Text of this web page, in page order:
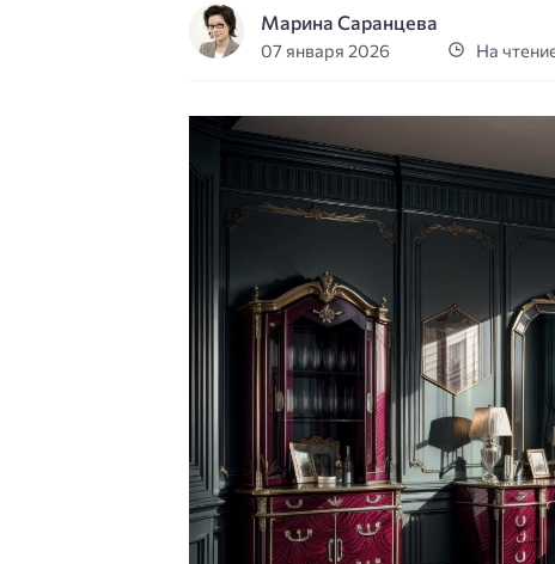
Марина Саранцева
07 января 2026 На